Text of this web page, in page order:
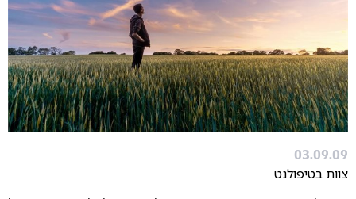
03.09.09
צוות בטיפולנט